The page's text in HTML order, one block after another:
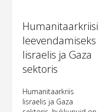
Humanitaarkriisi
leevendamiseks
Iisraelis ja Gaza
sektoris
Humanitaarkriis
Iisraelis ja Gaza